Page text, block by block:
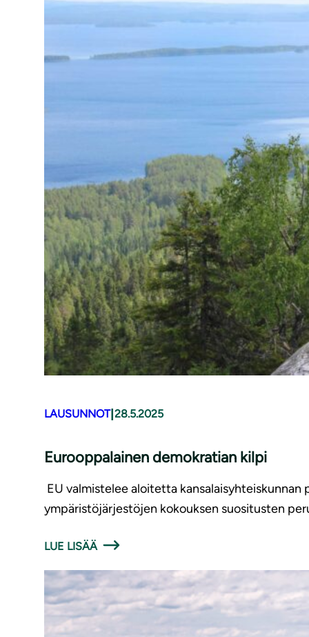
LAUSUNNOT|28.5.2025
Eurooppalainen demokratian kilpi
EU valmistelee aloitetta kansalaisyhteiskunnan
ympäristöjärjestöjen kokouksen suositusten
LUE LISÄÄ